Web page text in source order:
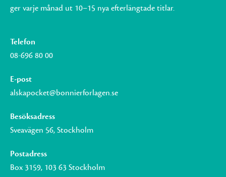
ger varje månad ut 10–15 nya efterlängtade titlar.
Telefon
08-696 80 00
E-post
alskapocket@bonnierforlagen.se
Besöksadress
Sveavägen 56, Stockholm
Postadress
Box 3159, 103 63 Stockholm